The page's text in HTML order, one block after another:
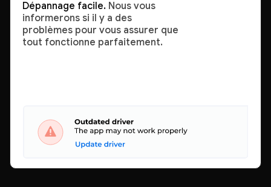
Dépannage facile. Nous vous
informerons si il y a des
problèmes pour vous assurer que
tout fonctionne parfaitement.